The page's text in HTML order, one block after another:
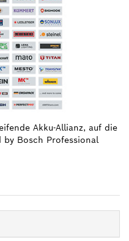
Akku-Allianz, auf die
Bosch Professional